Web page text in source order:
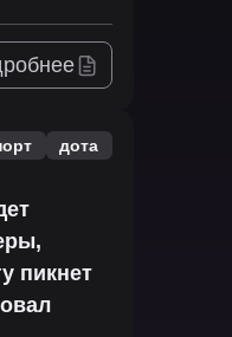
дота
пикнет